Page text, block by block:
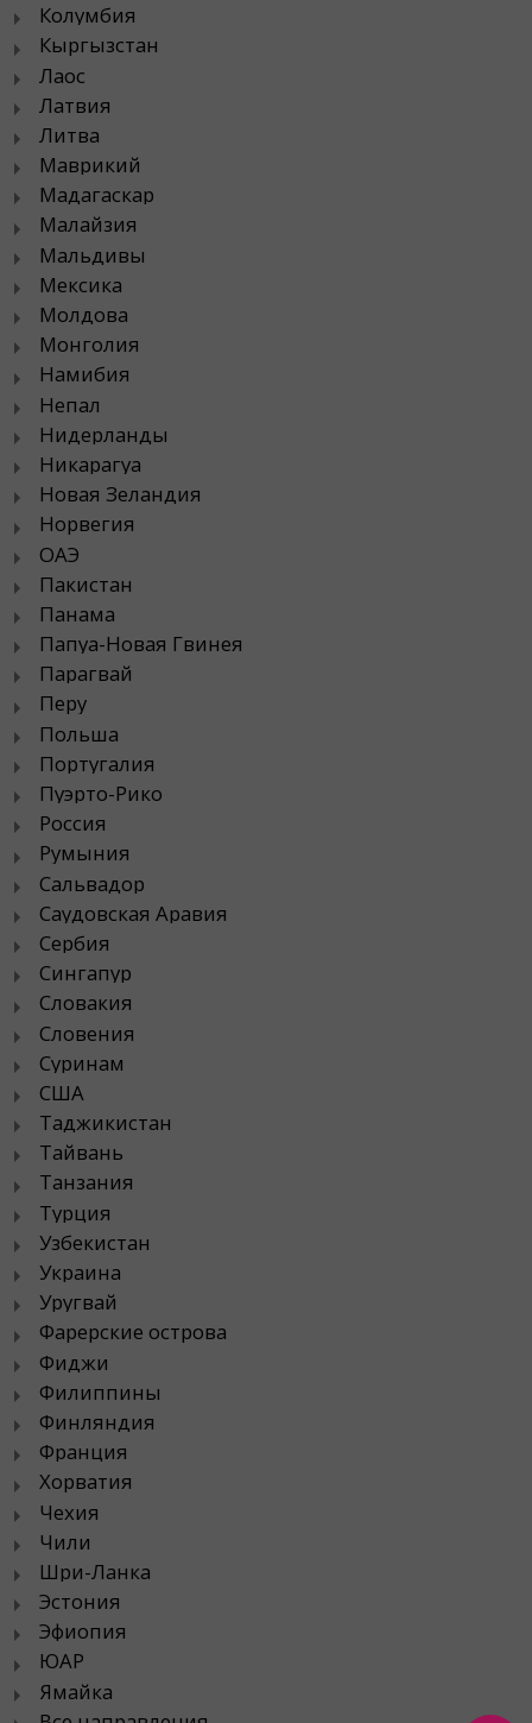
Колумбия
Кыргызстан
Лаос
Латвия
Литва
Маврикий
Мадагаскар
Малайзия
Мальдивы
Мексика
Молдова
Монголия
Намибия
Непал
Нидерланды
Никарагуа
Новая Зеландия
Норвегия
ОАЭ
Пакистан
Панама
Папуа-Новая Гвинея
Парагвай
Перу
Польша
Португалия
Пуэрто-Рико
Россия
Румыния
Сальвадор
Саудовская Аравия
Сербия
Сингапур
Словакия
Словения
Суринам
США
Таджикистан
Тайвань
Танзания
Турция
Узбекистан
Украина
Уругвай
Фарерские острова
Фиджи
Филиппины
Финляндия
Франция
Хорватия
Чехия
Чили
Шри-Ланка
Эстония
Эфиопия
ЮАР
Ямайка